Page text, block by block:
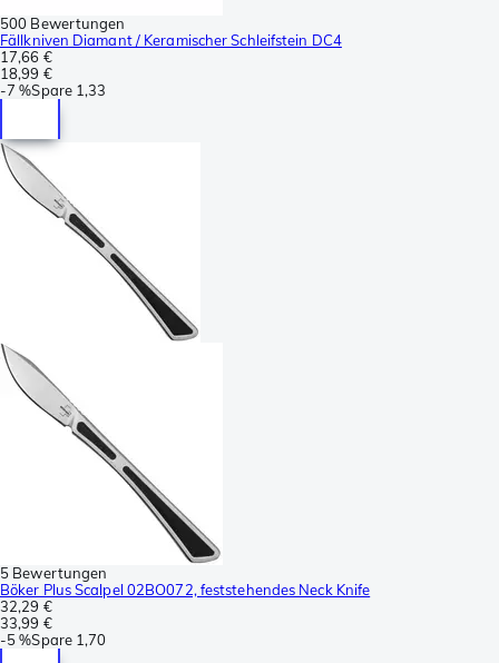
500 Bewertungen
Fällkniven Diamant / Keramischer Schleifstein DC4
17,66 €
18,99 €
-7 %Spare 1,33
5 Bewertungen
Böker Plus Scalpel 02BO072, feststehendes Neck Knife
32,29 €
33,99 €
-5 %Spare 1,70